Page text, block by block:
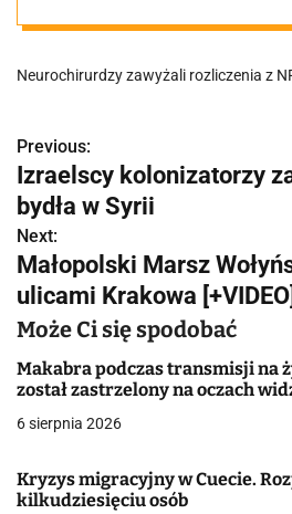
Neurochirurdzy zawyżali rozliczenia z
N
a
w
i
g
a
c
a
Previous:
Izraelscy kolonizatorzy
bydła w Syrii
Next:
Małopolski Marsz
ulicami Krakowa [+VIDEO]
Może Ci się spodobać
Makabra podczas transmisji na
został zastrzelony na oczach
6 sierpnia 2026
Kryzys migracyjny w Cuecie.
kilkudziesięciu osób